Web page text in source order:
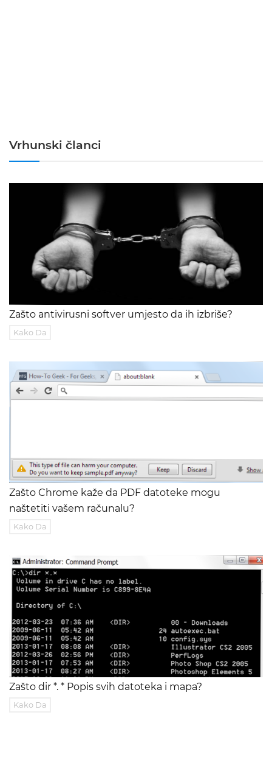
Vrhunski članci
Zašto antivirusni softver umjesto da ih izbriše?
Kako Da
Zašto Chrome kaže da PDF datoteke mogu
naštetiti vašem računalu?
Kako Da
Zašto dir *. * Popis svih datoteka i mapa?
Kako Da